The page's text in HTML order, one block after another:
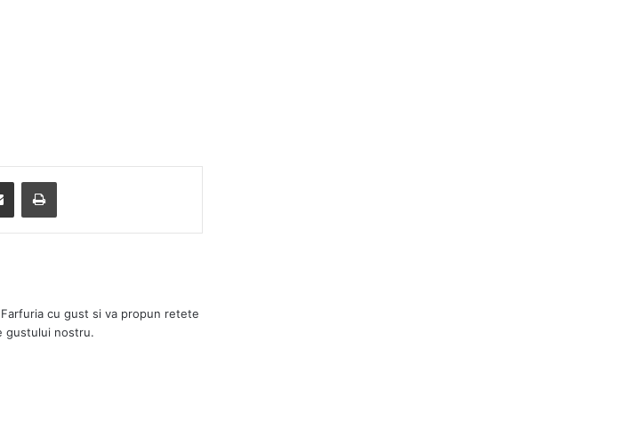
cu gust si va propun retete
gustului nostru.